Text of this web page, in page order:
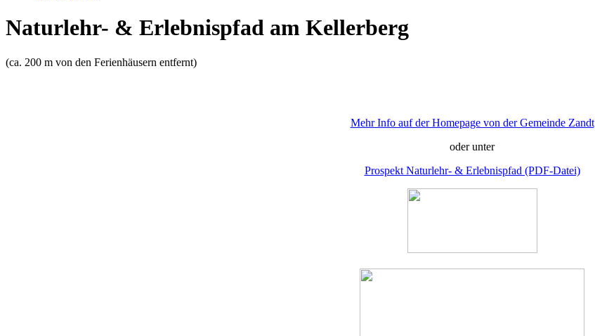
Naturlehr- & Erlebnispfad am Kellerberg
(ca. 200 m von den Ferienhäusern entfernt)
Mehr Info auf der Homepage von der Gemeinde Zandt
oder unter
Prospekt Naturlehr- & Erlebnispfad (PDF-Datei)